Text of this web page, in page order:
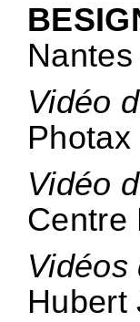
Vidéo
Photax
Vidéo
Centre
Vidéos
Hubert